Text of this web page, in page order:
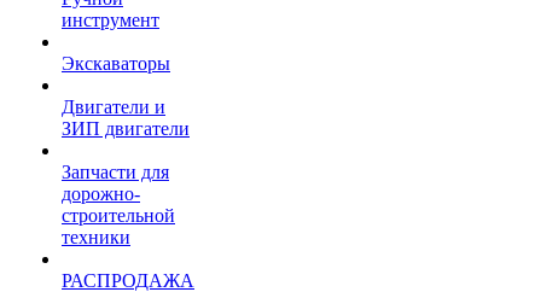
инструмент
Экскаваторы
Двигатели и
ЗИП двигатели
Запчасти для
дорожно-
строительной
техники
РАСПРОДАЖА